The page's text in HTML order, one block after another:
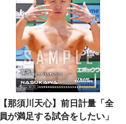
【那須川天心】前日計量「全
員が満足する試合をしたい」